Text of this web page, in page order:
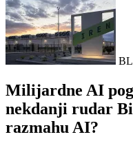
Milijardne AI
nekdanji rudar
razmahu AI?